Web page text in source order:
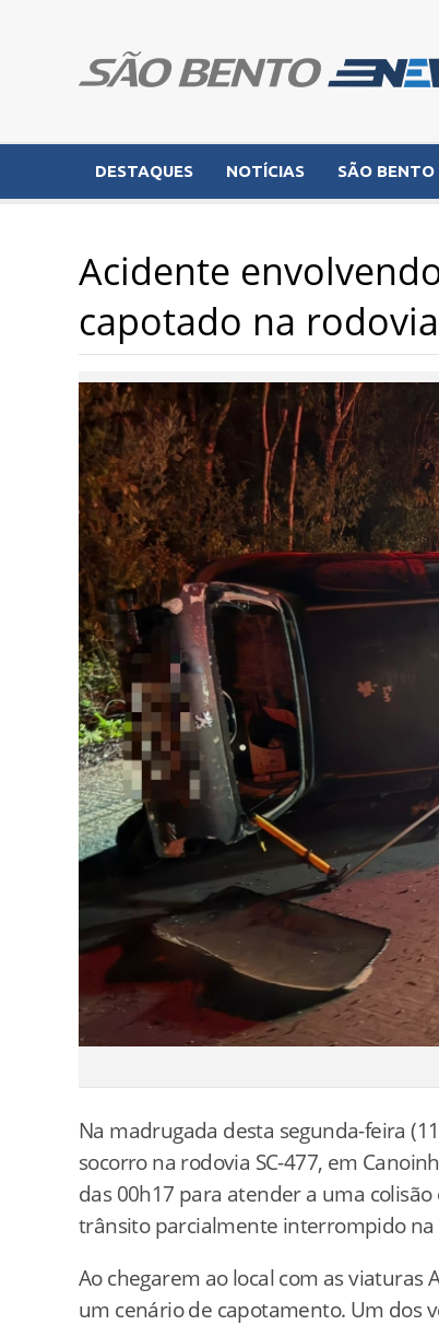
DESTAQUES NOTÍCIAS SÃO BENTO
Acidente
capotado na
Na madrugada desta segunda-feira
socorro na rodovia SC-477, em
das 00h17 para atender a uma
trânsito parcialmente interrompido na
Ao chegarem ao local com as viaturas
um cenário de capotamento. Um dos